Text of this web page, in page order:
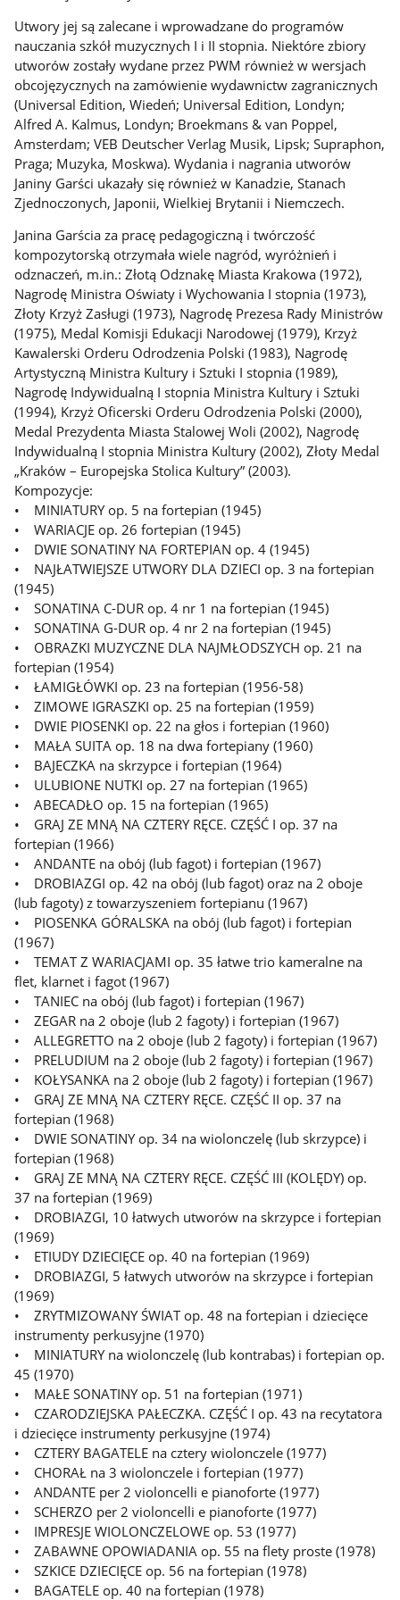
Utwory jej są zalecane i wprowadzane do programów
nauczania szkół muzycznych I i II stopnia. Niektóre zbiory
utworów zostały wydane przez PWM również w wersjach
obcojęzycznych na zamówienie wydawnictw zagranicznych
(Universal Edition, Wiedeń; Universal Edition, Londyn;
Alfred A. Kalmus, Londyn; Broekmans & van Poppel,
Amsterdam; VEB Deutscher Verlag Musik, Lipsk; Supraphon,
Praga; Muzyka, Moskwa). Wydania i nagrania utworów
Janiny Garści ukazały się również w Kanadzie, Stanach
Zjednoczonych, Japonii, Wielkiej Brytanii i Niemczech.
Janina Garścia za pracę pedagogiczną i twórczość
kompozytorską otrzymała wiele nagród, wyróżnień i
odznaczeń, m.in.: Złotą Odznakę Miasta Krakowa (1972),
Nagrodę Ministra Oświaty i Wychowania I stopnia (1973),
Złoty Krzyż Zasługi (1973), Nagrodę Prezesa Rady Ministrów
(1975), Medal Komisji Edukacji Narodowej (1979), Krzyż
Kawalerski Orderu Odrodzenia Polski (1983), Nagrodę
Artystyczną Ministra Kultury i Sztuki I stopnia (1989),
Nagrodę Indywidualną I stopnia Ministra Kultury i Sztuki
(1994), Krzyż Oficerski Orderu Odrodzenia Polski (2000),
Medal Prezydenta Miasta Stalowej Woli (2002), Nagrodę
Indywidualną I stopnia Ministra Kultury (2002), Złoty Medal
„Kraków – Europejska Stolica Kultury” (2003).
Kompozycje:
• MINIATURY op. 5 na fortepian (1945)
• WARIACJE op. 26 fortepian (1945)
• DWIE SONATINY NA FORTEPIAN op. 4 (1945)
• NAJŁATWIEJSZE UTWORY DLA DZIECI op. 3 na fortepian
(1945)
• SONATINA C-DUR op. 4 nr 1 na fortepian (1945)
• SONATINA G-DUR op. 4 nr 2 na fortepian (1945)
• OBRAZKI MUZYCZNE DLA NAJMŁODSZYCH op. 21 na
fortepian (1954)
• ŁAMIGŁÓWKI op. 23 na fortepian (1956-58)
• ZIMOWE IGRASZKI op. 25 na fortepian (1959)
• DWIE PIOSENKI op. 22 na głos i fortepian (1960)
• MAŁA SUITA op. 18 na dwa fortepiany (1960)
• BAJECZKA na skrzypce i fortepian (1964)
• ULUBIONE NUTKI op. 27 na fortepian (1965)
• ABECADŁO op. 15 na fortepian (1965)
• GRAJ ZE MNĄ NA CZTERY RĘCE. CZĘŚĆ I op. 37 na
fortepian (1966)
• ANDANTE na obój (lub fagot) i fortepian (1967)
• DROBIAZGI op. 42 na obój (lub fagot) oraz na 2 oboje
(lub fagoty) z towarzyszeniem fortepianu (1967)
• PIOSENKA GÓRALSKA na obój (lub fagot) i fortepian
(1967)
• TEMAT Z WARIACJAMI op. 35 łatwe trio kameralne na
flet, klarnet i fagot (1967)
• TANIEC na obój (lub fagot) i fortepian (1967)
• ZEGAR na 2 oboje (lub 2 fagoty) i fortepian (1967)
• ALLEGRETTO na 2 oboje (lub 2 fagoty) i fortepian (1967)
• PRELUDIUM na 2 oboje (lub 2 fagoty) i fortepian (1967)
• KOŁYSANKA na 2 oboje (lub 2 fagoty) i fortepian (1967)
• GRAJ ZE MNĄ NA CZTERY RĘCE. CZĘŚĆ II op. 37 na
fortepian (1968)
• DWIE SONATINY op. 34 na wiolonczelę (lub skrzypce) i
fortepian (1968)
• GRAJ ZE MNĄ NA CZTERY RĘCE. CZĘŚĆ III (KOLĘDY) op.
37 na fortepian (1969)
• DROBIAZGI, 10 łatwych utworów na skrzypce i fortepian
(1969)
• ETIUDY DZIECIĘCE op. 40 na fortepian (1969)
• DROBIAZGI, 5 łatwych utworów na skrzypce i fortepian
(1969)
• ZRYTMIZOWANY ŚWIAT op. 48 na fortepian i dziecięce
instrumenty perkusyjne (1970)
• MINIATURY na wiolonczelę (lub kontrabas) i fortepian op.
45 (1970)
• MAŁE SONATINY op. 51 na fortepian (1971)
• CZARODZIEJSKA PAŁECZKA. CZĘŚĆ I op. 43 na recytatora
i dziecięce instrumenty perkusyjne (1974)
• CZTERY BAGATELE na cztery wiolonczele (1977)
• CHORAŁ na 3 wiolonczele i fortepian (1977)
• ANDANTE per 2 violoncelli e pianoforte (1977)
• SCHERZO per 2 violoncelli e pianoforte (1977)
• IMPRESJE WIOLONCZELOWE op. 53 (1977)
• ZABAWNE OPOWIADANIA op. 55 na flety proste (1978)
• SZKICE DZIECIĘCE op. 56 na fortepian (1978)
• BAGATELE op. 40 na fortepian (1978)